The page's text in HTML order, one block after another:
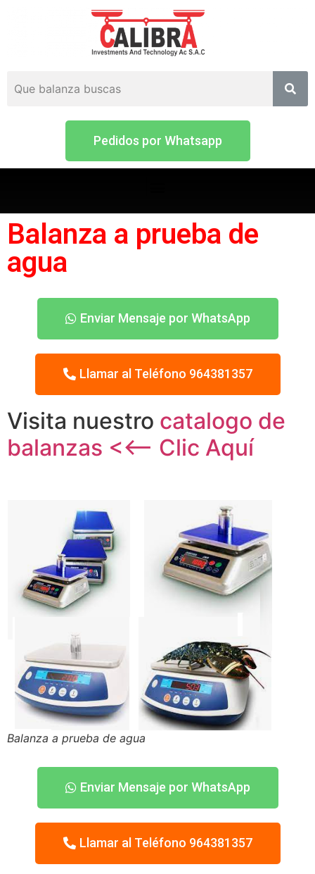
Pedidos por Whatsapp
Balanza a prueba de
agua
Enviar Mensaje por WhatsApp
Llamar al Teléfono 964381357
Visita nuestro catalogo de
balanzas <<– Clic Aquí
Balanza a prueba de agua
Enviar Mensaje por WhatsApp
Llamar al Teléfono 964381357